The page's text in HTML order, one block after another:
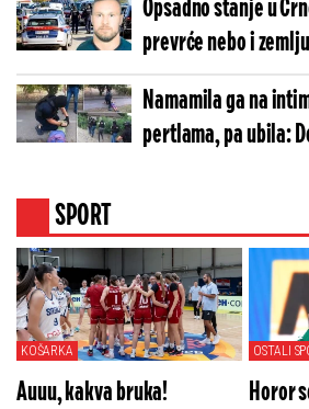
Opsadno stanje u
prevrće nebo i
saradnika
Namamila ga na
pertlama, pa ubila:
SPORT
KOŠARKA
Auuu, kakva bruka!
OSTALI
Horor